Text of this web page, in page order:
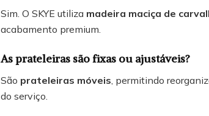
Sim. O SKYE utiliza madeira maciça de
acabamento premium.
As prateleiras são fixas ou ajustáveis?
São prateleiras móveis , permitindo
do serviço.